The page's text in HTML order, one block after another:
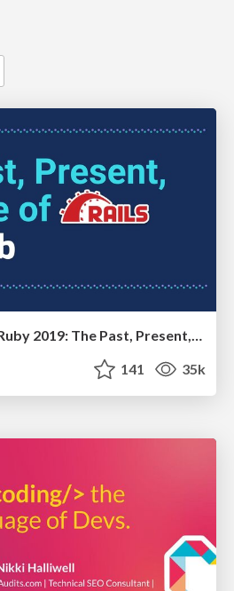
RailsConf & Balkan Ruby 2019: The Past, Present, and Future of Rails at GitHub
141 35k